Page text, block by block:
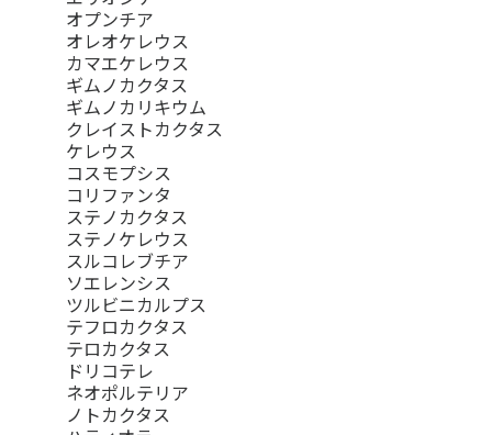
オプンチア
オレオケレウス
カマエケレウス
ギムノカクタス
ギムノカリキウム
クレイストカクタス
ケレウス
コスモプシス
コリファンタ
ステノカクタス
ステノケレウス
スルコレブチア
ソエレンシス
ツルビニカルプス
テフロカクタス
テロカクタス
ドリコテレ
ネオポルテリア
ノトカクタス